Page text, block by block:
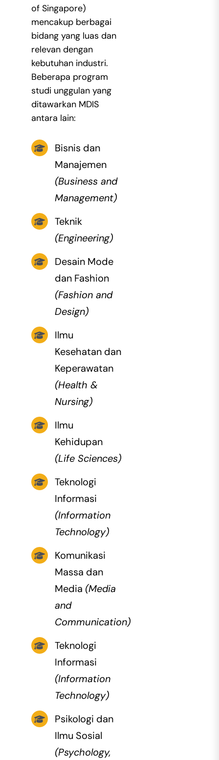
of Singapore)
mencakup berbagai
bidang yang luas dan
relevan dengan
kebutuhan industri.
Beberapa program
studi unggulan yang
ditawarkan MDIS
antara lain:
Bisnis dan
Manajemen
(Business and
Management)
Teknik
(Engineering)
Desain Mode
dan Fashion
(Fashion and
Design)
Ilmu
Kesehatan dan
Keperawatan
(Health &
Nursing)
Ilmu
Kehidupan
(Life Sciences)
Teknologi
Informasi
(Information
Technology)
Komunikasi
Massa dan
Media (Media
and
Communication)
Teknologi
Informasi
(Information
Technology)
Psikologi dan
Ilmu Sosial
(Psychology,